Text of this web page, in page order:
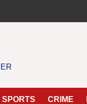
SPORTS CRIME